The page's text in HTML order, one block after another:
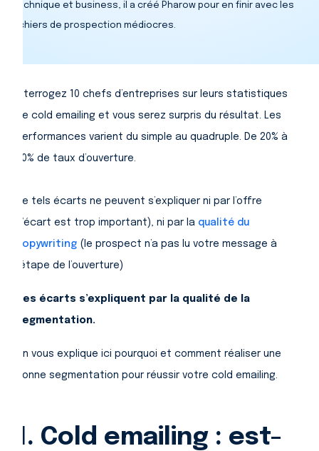
technique et business, il a créé Pharow pour en finir avec les
fichiers de prospection médiocres.
Interrogez 10 chefs d’entreprises sur leurs statistiques
de cold emailing et vous serez surpris du résultat. Les
performances varient du simple au quadruple. De 20% à
80% de taux d’ouverture.
De tels écarts ne peuvent s’expliquer ni par l’offre
(l’écart est trop important), ni par la qualité du
copywriting (le prospect n’a pas lu votre message à
l’étape de l’ouverture)
Ces écarts s’expliquent par la qualité de la
segmentation.
On vous explique ici pourquoi et comment réaliser une
bonne segmentation pour réussir votre cold emailing.
1. Cold emailing : est-